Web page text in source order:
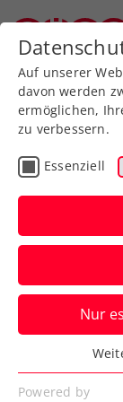
Zurück
ATP
WTA
Große
an der
Verfasst von:
Auf unserer
davon werden
ermöglichen,
zu verbessern.
Essenziell
Nur
Essenziell
Essenzielle
Powered by